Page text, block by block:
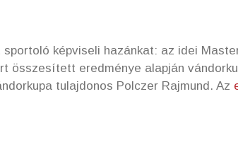
képviseli hazánkat: az idei
összesített eredménye alapján
tulajdonos Polczer Rajmund. Az